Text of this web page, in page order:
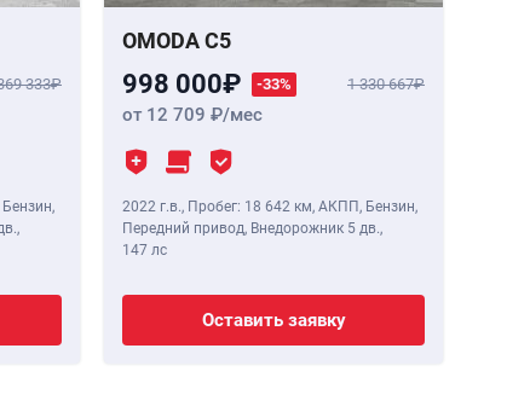
333
OMODA C5
998 000 -33% 1 330 667
от 12 709 /мес
2022 г.в., Пробег: 18 642 км, АКПП, Бензин,
Передний привод, Внедорожник 5 дв.,
147 лс
Оставить заявку